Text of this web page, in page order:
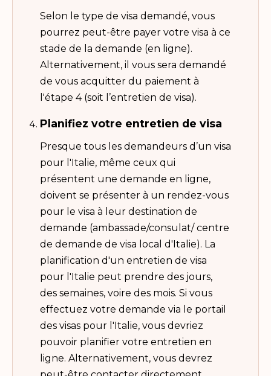
Selon le type de visa demandé, vous
pourrez peut-être payer votre visa à ce
stade de la demande (en ligne).
Alternativement, il vous sera demandé
de vous acquitter du paiement à
l'étape 4 (soit l’entretien de visa).
Planifiez votre entretien de visa
Presque tous les demandeurs d’un visa
pour l'Italie, même ceux qui
présentent une demande en ligne,
doivent se présenter à un rendez-vous
pour le visa à leur destination de
demande (ambassade/consulat/ centre
de demande de visa local d'Italie). La
planification d'un entretien de visa
pour l'Italie peut prendre des jours,
des semaines, voire des mois. Si vous
effectuez votre demande via le portail
des visas pour l'Italie, vous devriez
pouvoir planifier votre entretien en
ligne. Alternativement, vous devrez